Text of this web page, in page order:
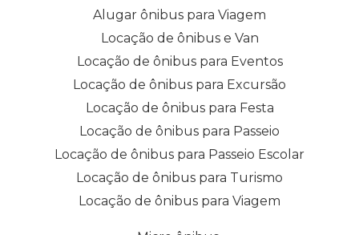
Alugar ônibus para Viagem
Locação de ônibus e Van
Locação de ônibus para Eventos
Locação de ônibus para Excursão
Locação de ônibus para Festa
Locação de ônibus para Passeio
Locação de ônibus para Passeio Escolar
Locação de ônibus para Turismo
Locação de ônibus para Viagem